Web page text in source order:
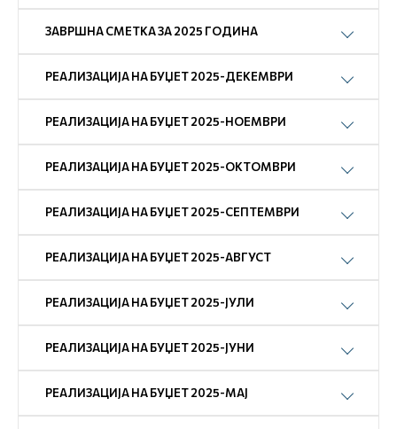
ЗАВРШНА СМЕТКА ЗА 2025 ГОДИНА
РЕАЛИЗАЦИЈА НА БУЏЕТ 2025-ДЕКЕМВРИ
РЕАЛИЗАЦИЈА НА БУЏЕТ 2025-НОЕМВРИ
РЕАЛИЗАЦИЈА НА БУЏЕТ 2025-ОКТОМВРИ
РЕАЛИЗАЦИЈА НА БУЏЕТ 2025-СЕПТЕМВРИ
РЕАЛИЗАЦИЈА НА БУЏЕТ 2025-АВГУСТ
РЕАЛИЗАЦИЈА НА БУЏЕТ 2025-ЈУЛИ
РЕАЛИЗАЦИЈА НА БУЏЕТ 2025-ЈУНИ
РЕАЛИЗАЦИЈА НА БУЏЕТ 2025-МАЈ